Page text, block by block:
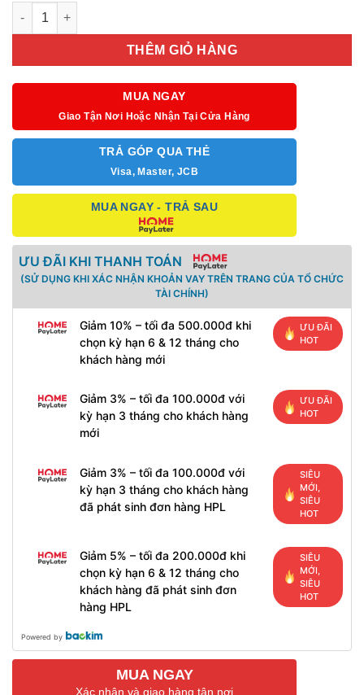
Số lượng
THÊM GIỎ HÀNG
MUA NGAY
Giao Tận Nơi Hoặc Nhận Tại Cửa Hàng
TRẢ GÓP QUA THẺ
Visa, Master, JCB
MUA NGAY - TRẢ SAU
ƯU ĐÃI KHI THANH TOÁN
(SỬ DỤNG KHI XÁC NHẬN KHOẢN VAY TRÊN TRANG CỦA TỔ CHỨC
TÀI CHÍNH)
Giảm 10% – tối đa 500.000đ khi
chọn kỳ hạn 6 & 12 tháng cho
khách hàng mới
ƯU ĐÃI
HOT
Giảm 3% – tối đa 100.000đ với
kỳ hạn 3 tháng cho khách hàng
mới
ƯU ĐÃI
HOT
Giảm 3% – tối đa 100.000đ với
kỳ hạn 3 tháng cho khách hàng
đã phát sinh đơn hàng HPL
SIÊU
MỚI,
SIÊU
HOT
Giảm 5% – tối đa 200.000đ khi
chọn kỳ hạn 6 & 12 tháng cho
khách hàng đã phát sinh đơn
hàng HPL
SIÊU
MỚI,
SIÊU
HOT
Powered by
MUA NGAY
Xác nhận và giao hàng tận nơi